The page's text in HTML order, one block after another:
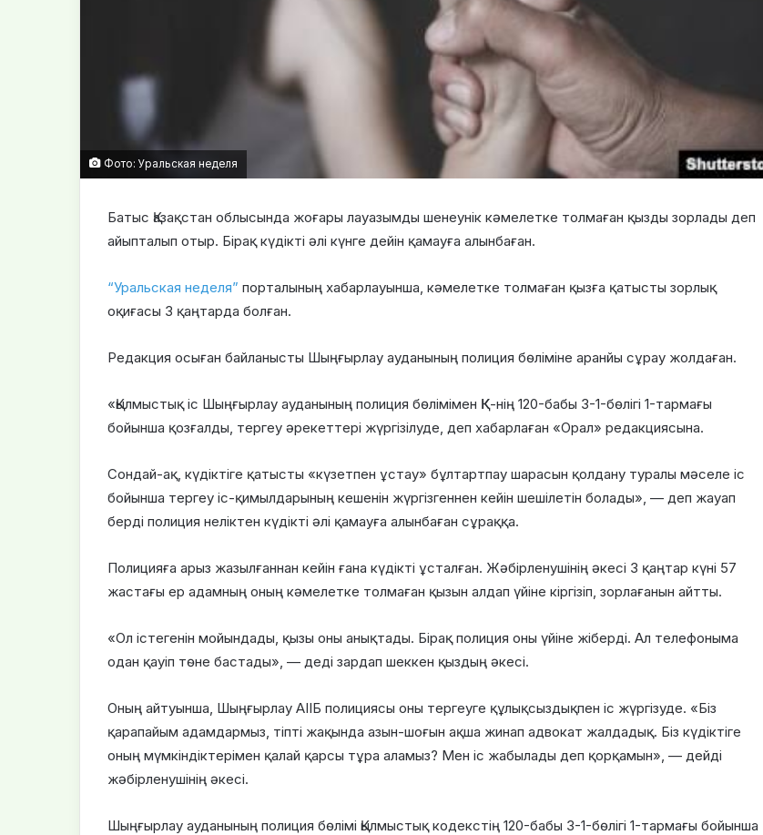
Фото: Уральская неделя
Батыс Қазақстан облысында жоғары лауазымды шенеунік кәмелетке толмаған қызды зорлады деп
айыпталып отыр. Бірақ күдікті әлі күнге дейін қамауға алынбаған.
“Уральская неделя” порталының хабарлауынша, кәмелетке толмаған қызға қатысты зорлық
оқиғасы 3 қаңтарда болған.
Редакция осыған байланысты Шыңғырлау ауданының полиция бөліміне аранйы сұрау жолдаған.
«Қылмыстық іс Шыңғырлау ауданының полиция бөлімімен ҚК-нің 120-бабы 3-1-бөлігі 1-тармағы
бойынша қозғалды, тергеу әрекеттері жүргізілуде, деп хабарлаған «Орал» редакциясына.
Сондай-ақ, күдіктіге қатысты «күзетпен ұстау» бұлтартпау шарасын қолдану туралы мәселе іс
бойынша тергеу іс-қимылдарының кешенін жүргізгеннен кейін шешілетін болады», — деп жауап
берді полиция неліктен күдікті әлі қамауға алынбаған сұраққа.
Полицияға арыз жазылғаннан кейін ғана күдікті ұсталған. Жәбірленушінің әкесі 3 қаңтар күні 57
жастағы ер адамның оның кәмелетке толмаған қызын алдап үйіне кіргізіп, зорлағанын айтты.
«Ол істегенін мойындады, қызы оны анықтады. Бірақ полиция оны үйіне жіберді. Ал телефоныма
одан қауіп төне бастады», — деді зардап шеккен қыздың әкесі.
Оның айтуынша, Шыңғырлау АІІБ полициясы оны тергеуге құлықсыздықпен іс жүргізуде. «Біз
қарапайым адамдармыз, тіпті жақында азын-шоғын ақша жинап адвокат жалдадық. Біз күдіктіге
оның мүмкіндіктерімен қалай қарсы тұра аламыз? Мен іс жабылады деп қорқамын», — дейді
жәбірленушінің әкесі.
Шыңғырлау ауданының полиция бөлімі Қылмыстық кодекстің 120-бабы 3-1-бөлігі 1-тармағы бойынша